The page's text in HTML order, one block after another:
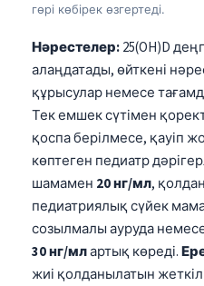
гөрі көбірек өзгертеді.
Нәрестелер:25(OH)D
алаңдатады, өйткені
құрысулар немесе
Тек емшек сүтімен
қоспа берілмесе, қауіп
көптеген педиатр
шамамен 20 нг/мл,
педиатриялық сүйек
созылмалы ауруда
30 нг/млартық көреді.
жиі қолданылатын